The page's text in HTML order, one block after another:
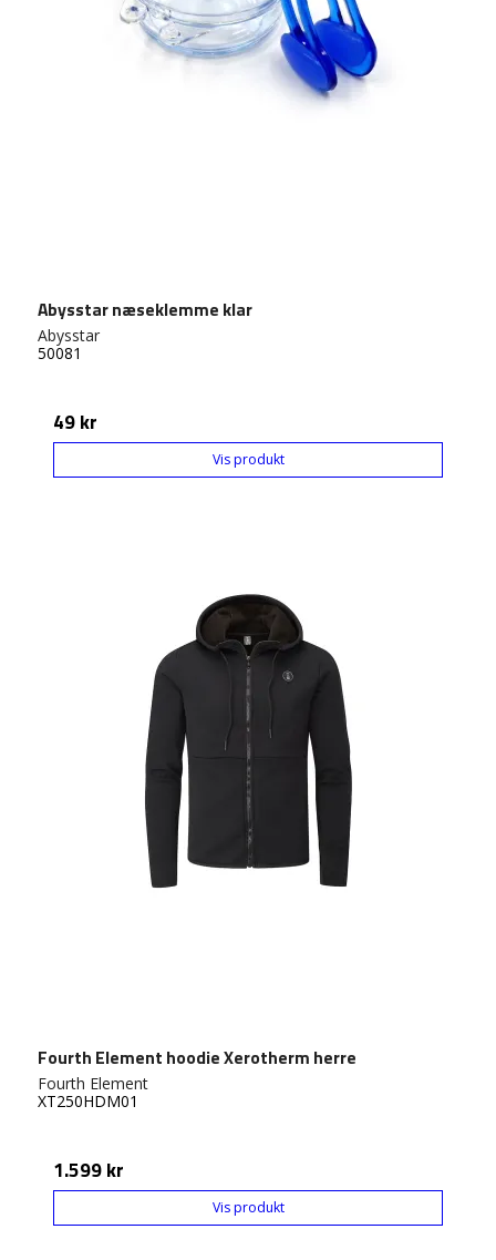
Abysstar næseklemme klar
Abysstar
50081
49 kr
Vis produkt
Fourth Element hoodie Xerotherm herre
Fourth Element
XT250HDM01
1.599 kr
Vis produkt